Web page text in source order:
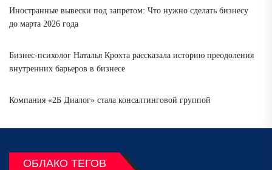
Иностранные вывески под запретом: Что нужно сделать бизнесу
до марта 2026 года
Бизнес-психолог Наталья Крохта рассказала историю преодоления
внутренних барьеров в бизнесе
Компания «2Б Диалог» стала консалтинговой группой
ОБЛАКО ТЕГОВ